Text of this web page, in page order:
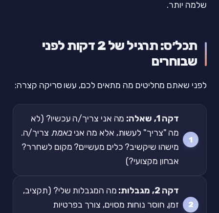
שלמה יותר.
תכל׳ס: תרגיל של 2 דקות לפני
שבוחרים
לפני שאתם מחליטים מה מתאים לכם, עשו סריקה קצרה:
דקה 1, שאלה:
מה אני צריך/ה עכשיו? (לא
מה "צריך" לעשות, אלא מה אניבאמת צריך/ה.
מישהו שיקשיב? כלים מעשיים? מקום לשחרר?
אבחון מקצועי?)
דקה 2, מגבלות:
מה המגבלות שלי? (תקציב,
זמן, חוסר נוחות מסוים, צורך בפרטיות